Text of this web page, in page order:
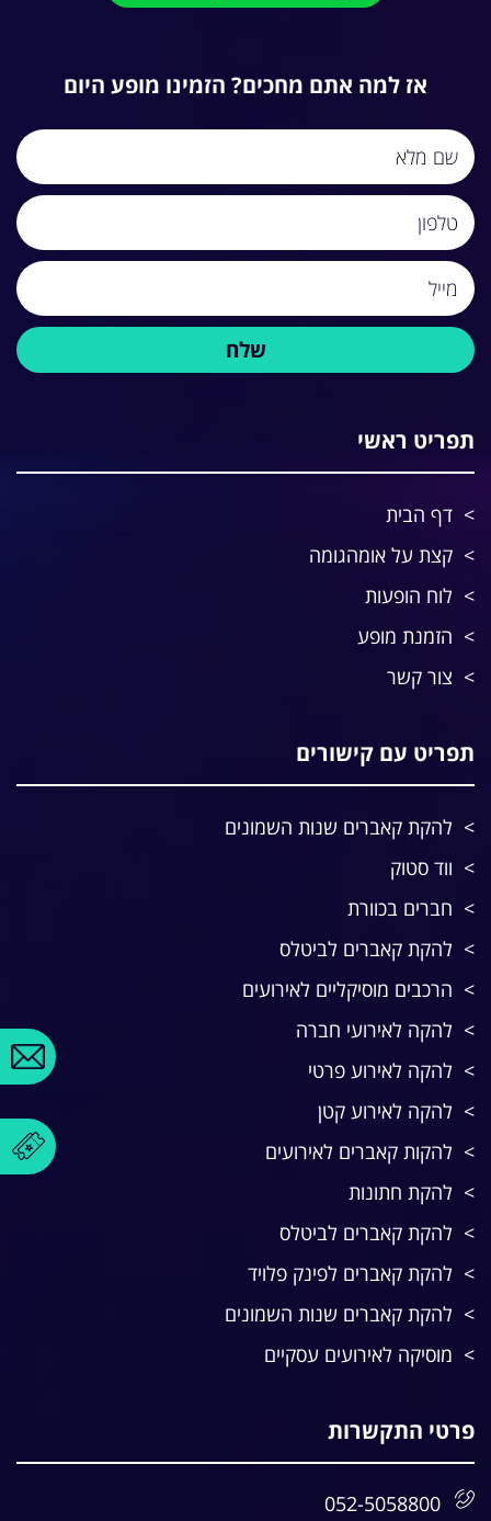
אז למה אתם מחכים? הזמינו מופע היום
תפריט ראשי
דף הבית
קצת על אומהגומה
לוח הופעות
הזמנת מופע
צור קשר
תפריט עם קישורים
להקת קאברים שנות השמונים
ווד סטוק
חברים בכוורת
להקת קאברים לביטלס
הרכבים מוסיקליים לאירועים
להקה לאירועי חברה
להקה לאירוע פרטי
להקה לאירוע קטן
להקות קאברים לאירועים
להקת חתונות
להקת קאברים לביטלס
להקת קאברים לפינק פלויד
להקת קאברים שנות השמונים
מוסיקה לאירועים עסקיים
פרטי התקשרות
052-5058800